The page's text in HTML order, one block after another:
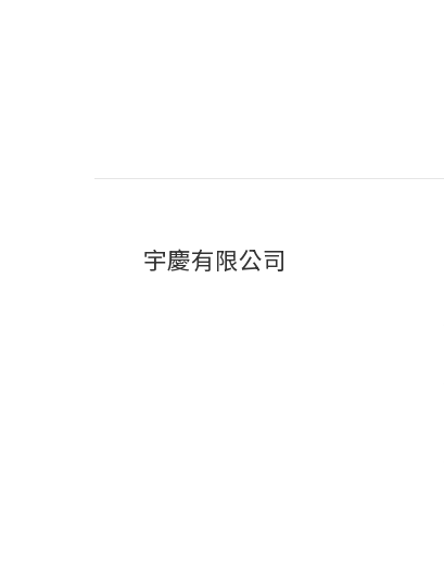
宇慶有限公司